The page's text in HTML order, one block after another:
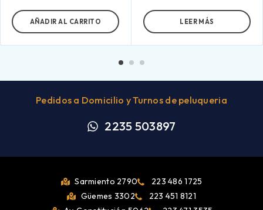
AÑADIR AL CARRITO LEER MÁS
Pedidos a Domicilio y Turnos de peluqueria
2235 503897
Sarmiento 2790
223 486 1725
Güemes 3302
223 451 8121